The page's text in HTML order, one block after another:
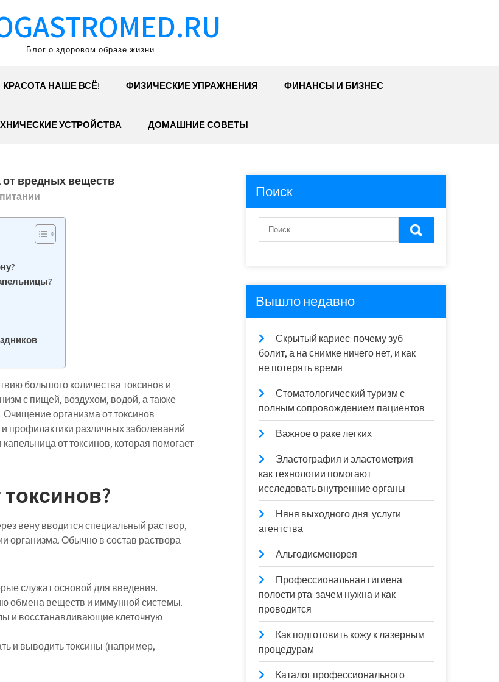
Блог о здоровом образе жизни
КРАСОТА НАШЕ ВСЁ! ФИЗИЧЕСКИЕ УПРАЖНЕНИЯ ФИНАНСЫ И БИЗНЕС
УСТРОЙСТВА ДОМАШНИЕ СОВЕТЫ
от вредных веществ
большого количества токсинов и
с пищей, воздухом, водой, а также
Очищение организма от токсинов
профилактики различных заболеваний.
от токсинов, которая помогает
вену вводится специальный раствор,
организма. Обычно в состав раствора
служат основой для введения.
обмена веществ и иммунной системы.
и восстанавливающие клеточную
и выводить токсины (например,
Поиск
Вышло недавно
Скрытый кариес: почему зуб
болит, а на снимке ничего нет, и как
не потерять время
Стоматологический туризм с
полным сопровождением пациентов
Важное о раке легких
Эластография и эластометрия:
как технологии помогают
исследовать внутренние органы
Няня выходного дня: услуги
агентства
Альгодисменорея
Профессиональная гигиена
полости рта: зачем нужна и как
проводится
Как подготовить кожу к лазерным
процедурам
Каталог профессионального